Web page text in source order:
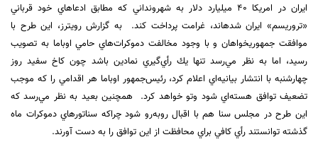
ايران در امريكا ‏‏40 ميليارد دلار به شهرونداني كه ‏مطابق ادعاهاي خود قرباني
«تروريسم» ايران شده‏اند، غرامت پرداخت كند. ‏ به گزارش رويترز، اين طرح با
موافقت جمهوريخواهان و با وجود مخالفت دموكرات‌هاي حامي اوباما ‏به تصويب
رسيد، اما به نظر ‏مي‌رسد تنها يك رأي‌گيري نمادين باشد چون كاخ سفيد روز
چهارشنبه با ‏انتشار بيانيه‌اي اعلام كرد، رئيس‌جمهور اوباما هر اقدامي را ‏كه موجب
تضعيف توافق هسته‌اي شود ‏وتو خواهد كرد. ‏ همچنين بعيد به نظر مي‌رسد كه
اين طرح در مجلس سنا هم با اقبال روبه‌رو شود چراكه سناتورهاي ‏دموكرات ماه
گذشته توانستند رأي ‏كافي براي محافظت از اين توافق را به دست ‌آورند.